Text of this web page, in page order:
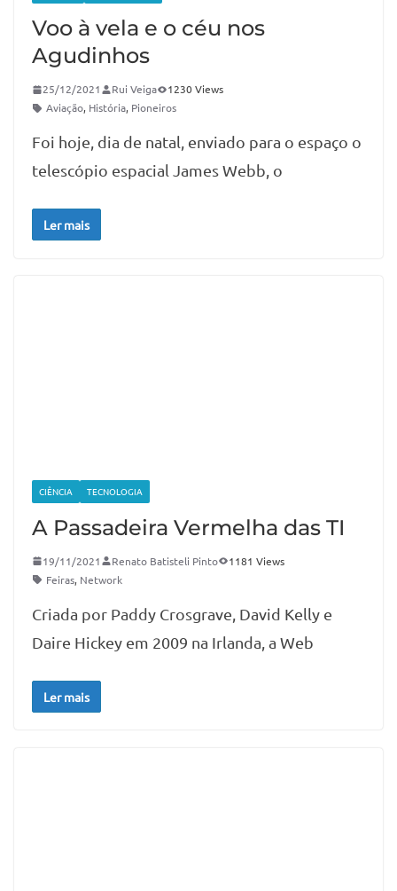
Voo à vela e o céu nos
Agudinhos
25/12/2021 Rui Veiga
1230 Views
Aviação, História, Pioneiros
Foi hoje, dia de natal, enviado para o espaço o
telescópio espacial James Webb, o
Ler mais
CIÊNCIA TECNOLOGIA
A Passadeira Vermelha das TI
19/11/2021 Renato Batisteli Pinto
1181 Views
Feiras, Network
Criada por Paddy Crosgrave, David Kelly e
Daire Hickey em 2009 na Irlanda, a Web
Ler mais